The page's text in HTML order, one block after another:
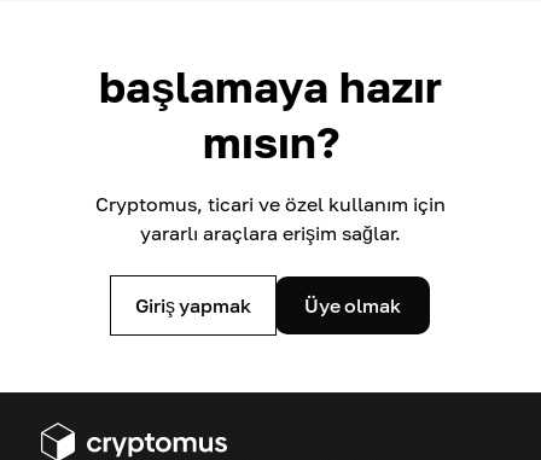
başlamaya hazır
mısın?
Cryptomus, ticari ve özel kullanım için
yararlı araçlara erişim sağlar.
Giriş yapmak Üye olmak